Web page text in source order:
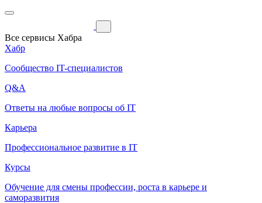
Все сервисы Хабра
Хабр
Сообщество IT-специалистов
Q&A
Ответы на любые вопросы об IT
Карьера
Профессиональное развитие в IT
Курсы
Обучение для смены профессии, роста в карьере и
саморазвития